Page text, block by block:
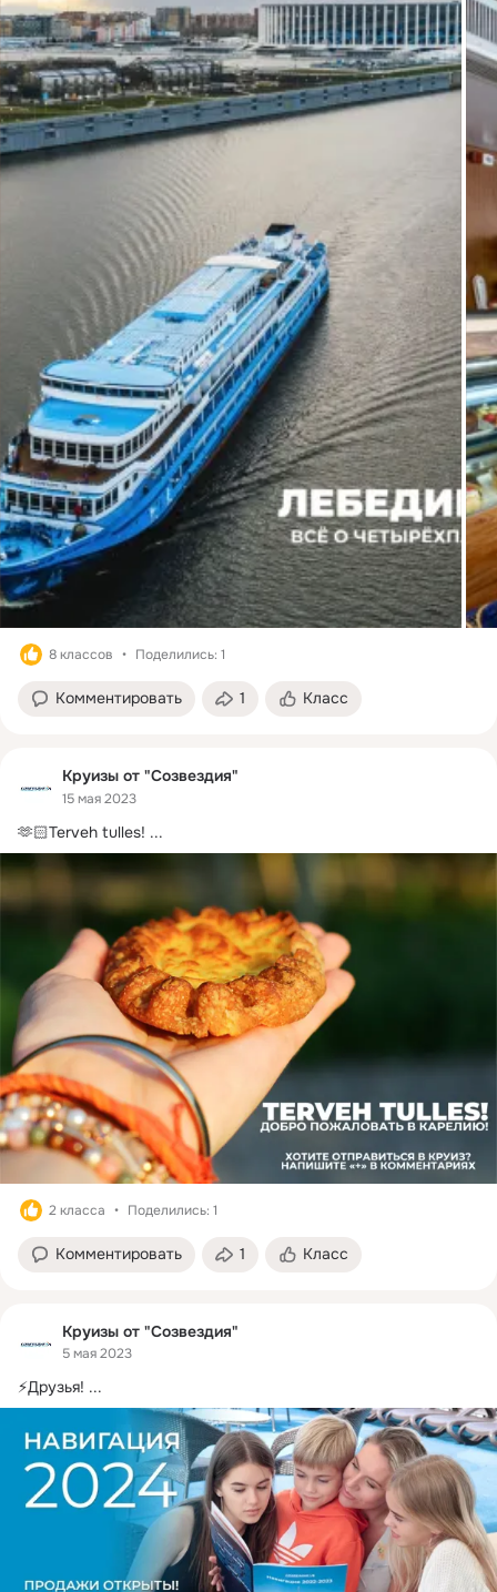
8 классов Поделились: 1
Комментировать 1 Класс
Круизы от "Созвездия"
15 мая 2023
🫶🏻Terveh tulles! ...
2 класса Поделились: 1
Комментировать 1 Класс
Круизы от "Созвездия"
5 мая 2023
⚡Друзья! ...